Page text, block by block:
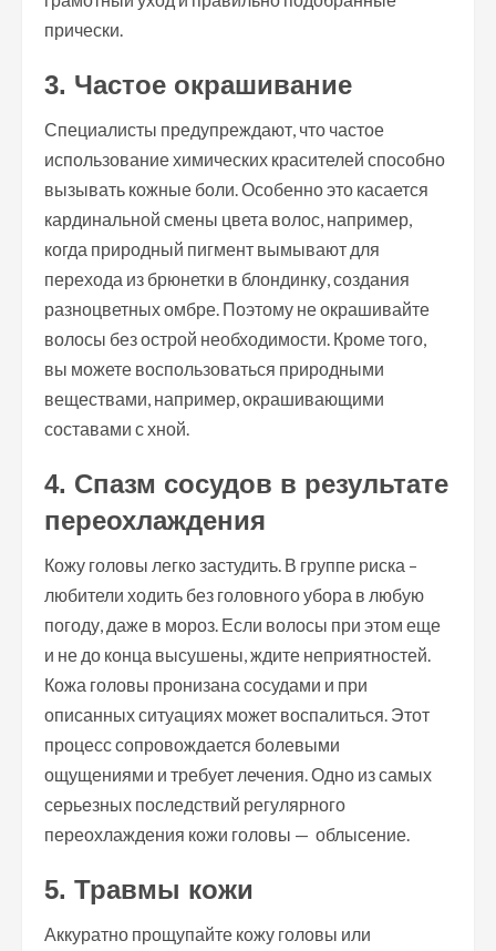
прически.
3. Частое окрашивание
Специалисты предупреждают, что частое
использование химических красителей способно
вызывать кожные боли. Особенно это касается
кардинальной смены цвета волос, например,
когда природный пигмент вымывают для
перехода из брюнетки в блондинку, создания
разноцветных омбре. Поэтому не окрашивайте
волосы без острой необходимости. Кроме того,
вы можете воспользоваться природными
веществами, например, окрашивающими
составами с хной.
4. Спазм сосудов в результате
переохлаждения
Кожу головы легко застудить. В группе риска –
любители ходить без головного убора в любую
погоду, даже в мороз. Если волосы при этом еще
и не до конца высушены, ждите неприятностей.
Кожа головы пронизана сосудами и при
описанных ситуациях может воспалиться. Этот
процесс сопровождается болевыми
ощущениями и требует лечения. Одно из самых
серьезных последствий регулярного
переохлаждения кожи головы — облысение.
5. Травмы кожи
Аккуратно прощупайте кожу головы или